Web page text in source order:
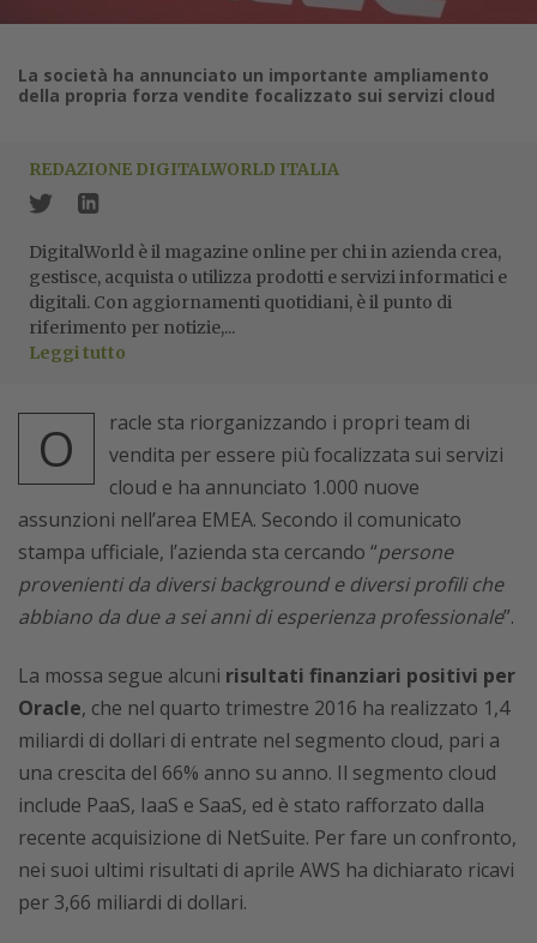
La società ha annunciato un importante ampliamento
della propria forza vendite focalizzato sui servizi cloud
REDAZIONE DIGITALWORLD ITALIA
DigitalWorld è il magazine online per chi in azienda crea,
gestisce, acquista o utilizza prodotti e servizi informatici e
digitali. Con aggiornamenti quotidiani, è il punto di
riferimento per notizie,...
Leggi tutto
O
racle sta riorganizzando i propri team di
vendita per essere più focalizzata sui servizi
cloud e ha annunciato 1.000 nuove
assunzioni nell’area EMEA. Secondo il comunicato
stampa ufficiale, l’azienda sta cercando “persone
provenienti da diversi background e diversi profili che
abbiano da due a sei anni di esperienza professionale”.
La mossa segue alcuni risultati finanziari positivi per
Oracle, che nel quarto trimestre 2016 ha realizzato 1,4
miliardi di dollari di entrate nel segmento cloud, pari a
una crescita del 66% anno su anno. Il segmento cloud
include PaaS, IaaS e SaaS, ed è stato rafforzato dalla
recente acquisizione di NetSuite. Per fare un confronto,
nei suoi ultimi risultati di aprile AWS ha dichiarato ricavi
per 3,66 miliardi di dollari.